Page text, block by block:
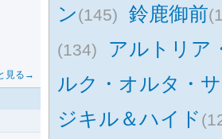
見る→
ン(145) 鈴鹿御前
(134)
アルトリア
ルク・オルタ・
ジキル＆ハイド